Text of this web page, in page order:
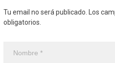
Tu email no será publicado. Los
obligatorios.